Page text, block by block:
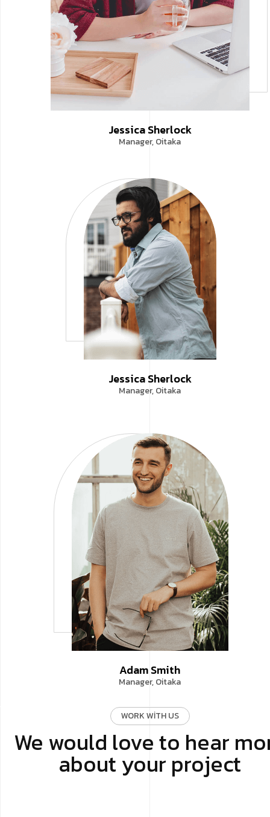
Jessica Sherlock
Manager, Oitaka
Jessica Sherlock
Manager, Oitaka
Adam Smith
Manager, Oitaka
WORK WITH US
We would love to hear
about your project